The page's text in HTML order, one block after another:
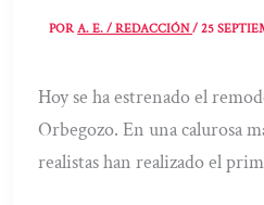
PORA. E. / REDACCIÓN/25
Hoy se ha estrenado el
Orbegozo. En una calurosa
realistas han realizado el